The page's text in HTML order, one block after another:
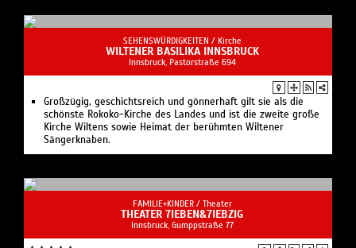
SEHENSWÜRDIGKEITEN / Kirche
WILTENER BASILIKA INNSBRUCK
Innsbruck, Pastorstraße 694
Großzügig, geschichtsreich und gönnerhaft gilt sie als die
schönste Rokoko-Kirche des Landes und ist die zweite große
Kirche Wiltens sowie Heimat der berühmten Wiltener
Sängerknaben.
FAMILIE+KINDER / Theater
THEATER 7IEBEN&7IEBZIG
Innsbruck, Gumppstraße 77